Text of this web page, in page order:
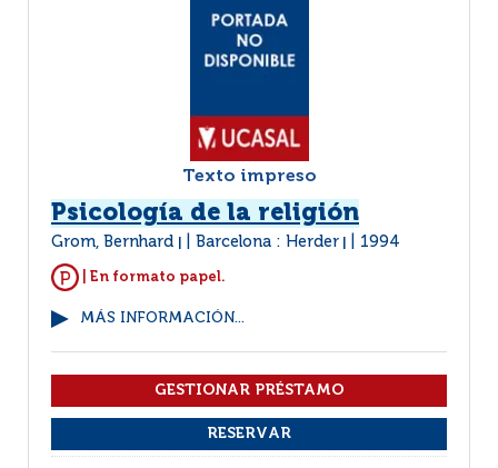
Texto impreso
Psicología de la religión
Grom, Bernhard Barcelona : Herder 1994
| En formato papel.
MÁS INFORMACIÓN...